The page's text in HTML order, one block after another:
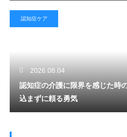
認知症ケア
2026.08.04
認知症の介護に限界を感じた時
込まずに頼る勇気